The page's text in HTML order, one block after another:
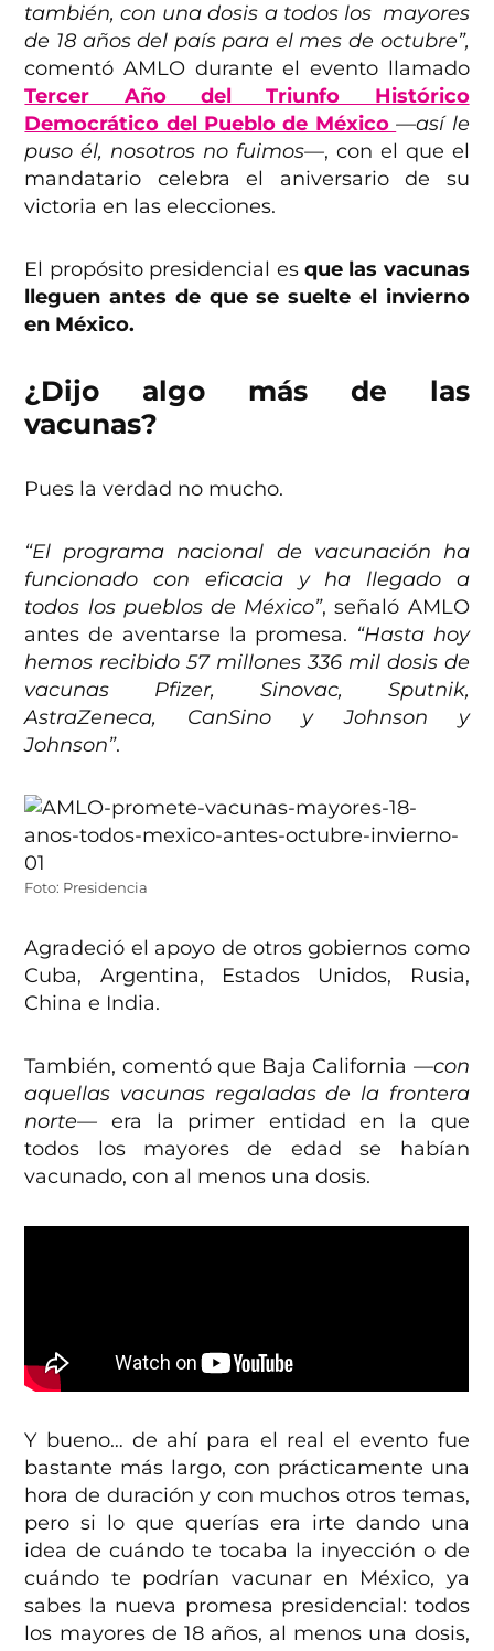
también, con una dosis a todos los mayores
de 18 años del país para el mes de octubre”,
comentó AMLO durante el evento llamado
Tercer Año del Triunfo Histórico
Democrático del Pueblo de México—así le
puso él, nosotros no fuimos—, con el que el
mandatario celebra el aniversario de su
victoria en las elecciones.
El propósito presidencial es que las vacunas
lleguen antes de que se suelte el invierno
en México.
¿Dijo algo más de las
vacunas?
Pues la verdad no mucho.
“El programa nacional de vacunación ha
funcionado con eficacia y ha llegado a
todos los pueblos de México”, señaló AMLO
antes de aventarse la promesa. “Hasta hoy
hemos recibido 57 millones 336 mil dosis de
vacunas Pfizer, Sinovac, Sputnik,
AstraZeneca, CanSino y Johnson y
Johnson”.
Foto: Presidencia
Agradeció el apoyo de otros gobiernos como
Cuba, Argentina, Estados Unidos, Rusia,
China e India.
También, comentó que Baja California —con
aquellas vacunas regaladas de la frontera
norte— era la primer entidad en la que
todos los mayores de edad se habían
vacunado, con al menos una dosis.
Y bueno… de ahí para el real el evento fue
bastante más largo, con prácticamente una
hora de duración y con muchos otros temas,
pero si lo que querías era irte dando una
idea de cuándo te tocaba la inyección o de
cuándo te podrían vacunar en México, ya
sabes la nueva promesa presidencial: todos
los mayores de 18 años, al menos una dosis,